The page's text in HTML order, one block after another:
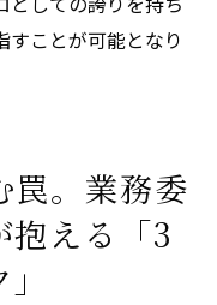
ことが可能となり
罠。業務委
抱える「3